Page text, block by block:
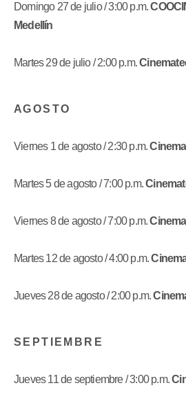
Domingo 27 de julio / 3:00 p.m.
Medellín
Martes 29 de julio / 2:00 p.m.
A G O S T O
Viernes 1 de agosto / 2:30 p.m.
Martes 5 de agosto / 7:00 p.m.
Viernes 8 de agosto / 7:00 p.m.
Martes 12 de agosto / 4:00 p.m.
Jueves 28 de agosto / 2:00 p.m.
S E P T I E M B R E
Jueves 11 de septiembre / 3:00 p.m.